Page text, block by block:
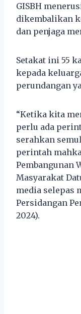
GISBH
dikembalikan
dan penjaga
Setakat ini 55
kepada
perundangan
“Ketika kita
perlu ada
serahkan
perintah
Pembangunan
Masyarakat
media selepas
Persidangan
2024).